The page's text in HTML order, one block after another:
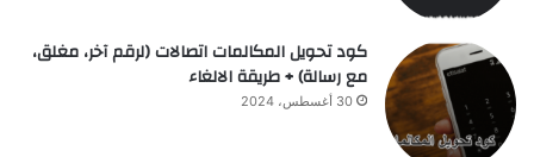
كود تحويل المكالمات اتصالات (لرقم آخر، مغلق،
مع رسالة) + طريقة الالغاء
30 أغسطس، 2024